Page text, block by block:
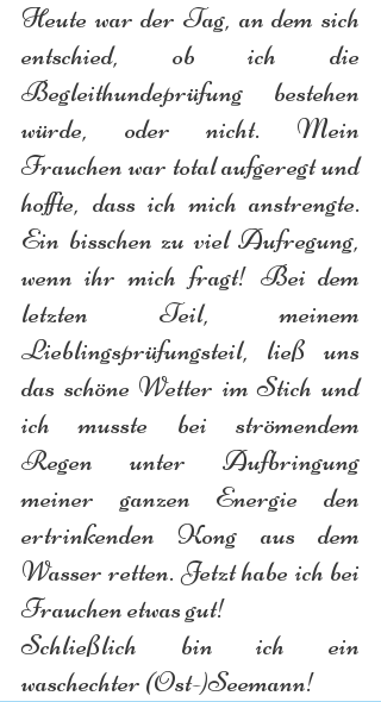
Heute war der Tag, an dem sich
entschied, ob ich die
Begleithundeprüfung bestehen
würde, oder nicht. Mein
Frauchen war total aufgeregt und
hoffte, dass ich mich anstrengte.
Ein bisschen zu viel Aufregung,
wenn ihr mich fragt! Bei dem
letzten Teil, meinem
Lieblingsprüfungsteil, ließ uns
das schöne Wetter im Stich und
ich musste bei strömendem
Regen unter Aufbringung
meiner ganzen Energie den
ertrinkenden Kong aus dem
Wasser retten. Jetzt habe ich bei
Frauchen etwas gut!
Schließlich bin ich ein
waschechter (Ost-)Seemann!